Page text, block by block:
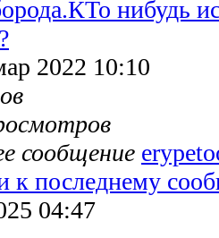
нибудь
2022 10:10
сообщение
04:47